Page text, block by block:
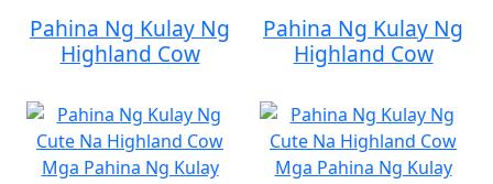
Pahina Ng Kulay Ng
Highland Cow
Pahina Ng Kulay Ng
Highland Cow